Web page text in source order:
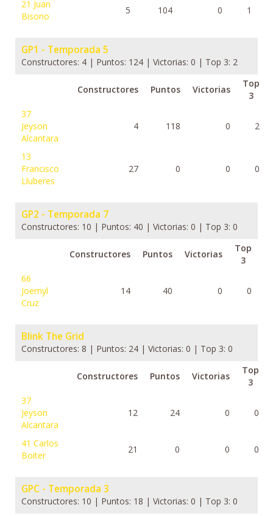
21 Juan
Bisono
5 104 0 1
GP1 - Temporada 5
Constructores: 4 | Puntos: 124 | Victorias: 0 | Top 3: 2
Constructores Puntos Victorias
Top
3
37
Jeyson
Alcantara
4 118 0 2
13
Francisco
Lluberes
27 0 0 0
GP2 - Temporada 7
Constructores: 10 | Puntos: 40 | Victorias: 0 | Top 3: 0
Constructores Puntos Victorias
Top
3
66
Joemyl
Cruz
14 40 0 0
Blink The Grid
Constructores: 8 | Puntos: 24 | Victorias: 0 | Top 3: 0
Constructores Puntos Victorias
Top
3
37
Jeyson
Alcantara
12 24 0 0
41 Carlos
Boiter
21 0 0 0
GPC - Temporada 3
Constructores: 10 | Puntos: 18 | Victorias: 0 | Top 3: 0